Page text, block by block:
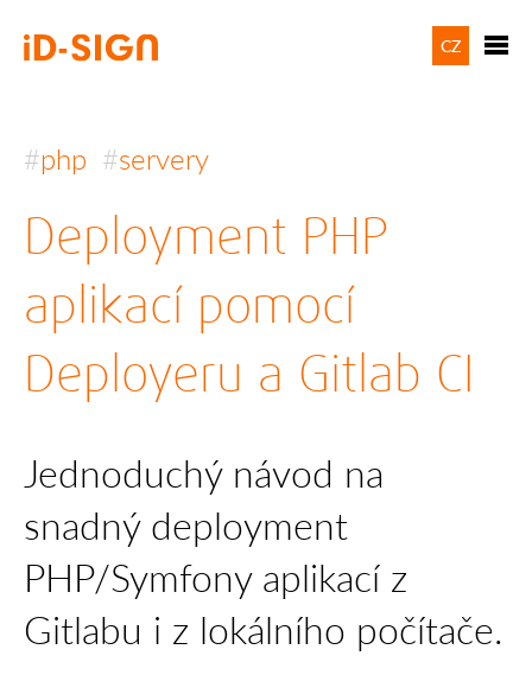
CZ
php servery
Deployment PHP
aplikací pomocí
Deployeru a Gitlab CI
Jednoduchý návod na
snadný deployment
PHP/Symfony aplikací z
Gitlabu i z lokálního počítače.